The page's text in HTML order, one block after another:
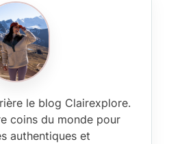
le blog Clairexplore.
coins du monde pour
authentiques et